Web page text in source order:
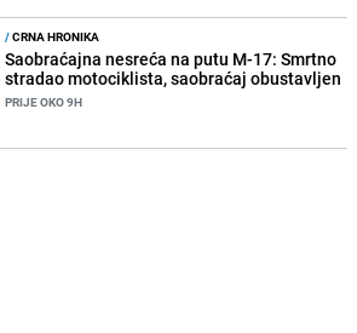
/CRNA HRONIKA
Saobraćajna nesreća na putu M-17: Smrtno
stradao motociklista, saobraćaj obustavljen
PRIJE OKO 9H